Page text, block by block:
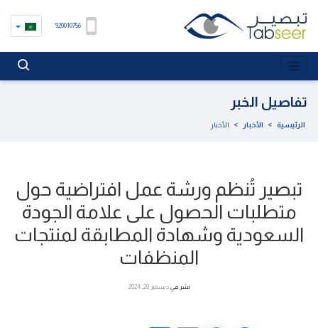
920010756
تفاصيل الخبر
الرئيسية > الأخبار > الأخبار
تبصير تُنظم ورشة عمل افتراضية حول
متطلبات الحصول على علامة الجودة
السعودية وشهادة المطابقة لمنتجات
المنظفات
نشر فيديسمبر 20, 2024